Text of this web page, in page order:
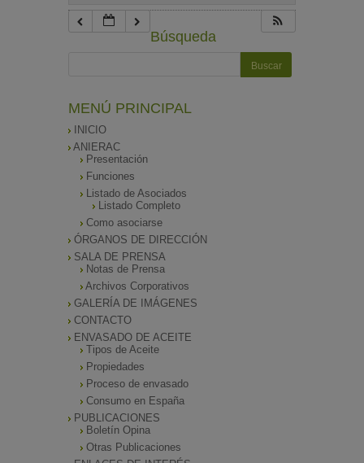
Búsqueda
MENÚ PRINCIPAL
INICIO
ANIERAC
Presentación
Funciones
Listado de Asociados
Listado Completo
Como asociarse
ÓRGANOS DE DIRECCIÓN
SALA DE PRENSA
Notas de Prensa
Archivos Corporativos
GALERÍA DE IMÁGENES
CONTACTO
ENVASADO DE ACEITE
Tipos de Aceite
Propiedades
Proceso de envasado
Consumo en España
PUBLICACIONES
Boletín Opina
Otras Publicaciones